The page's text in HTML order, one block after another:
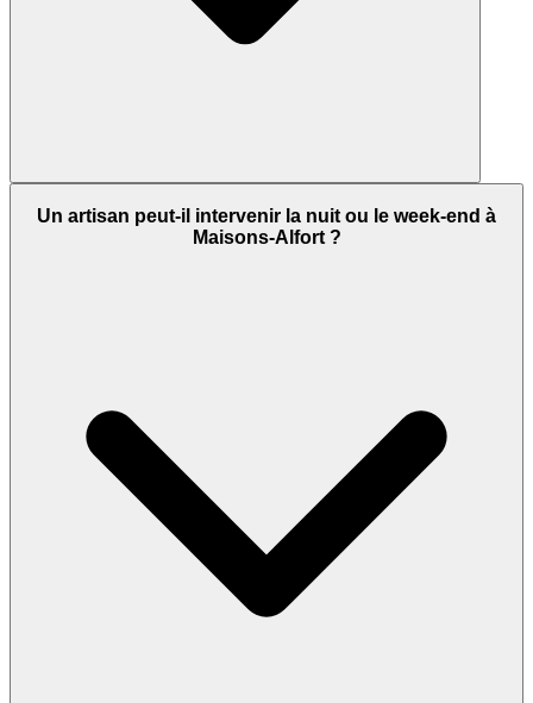
Un artisan peut-il intervenir la nuit ou le week-end à
Maisons-Alfort ?